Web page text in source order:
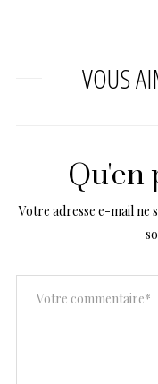
VOUS
Qu'en
Votre adresse e-mail ne